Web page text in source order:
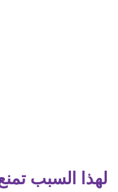
لهذا السبب